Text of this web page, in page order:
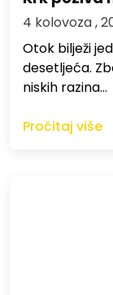
4 kolovoza ,
Otok bilježi
desetljeća.
niskih razina…
Pročitaj više